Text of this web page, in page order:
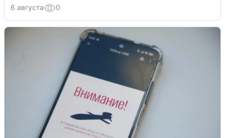
6 августа 0